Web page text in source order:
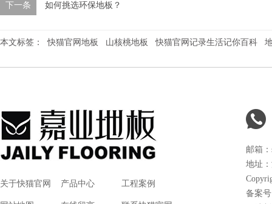
下一条 如何挑选环保地板？
本文标签： 快猫官网地板 山核桃地板 快猫官网记录生活记你百科
关于快猫官网 产品中心 工程案例
邮箱
地址
备案号